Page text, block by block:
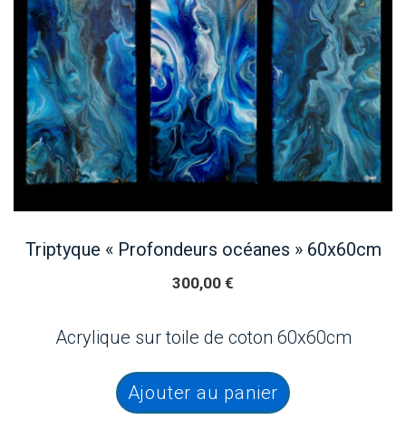
Triptyque « Profondeurs océanes » 60x60cm
300,00 €
Acrylique sur toile de coton 60x60cm
Ajouter au panier